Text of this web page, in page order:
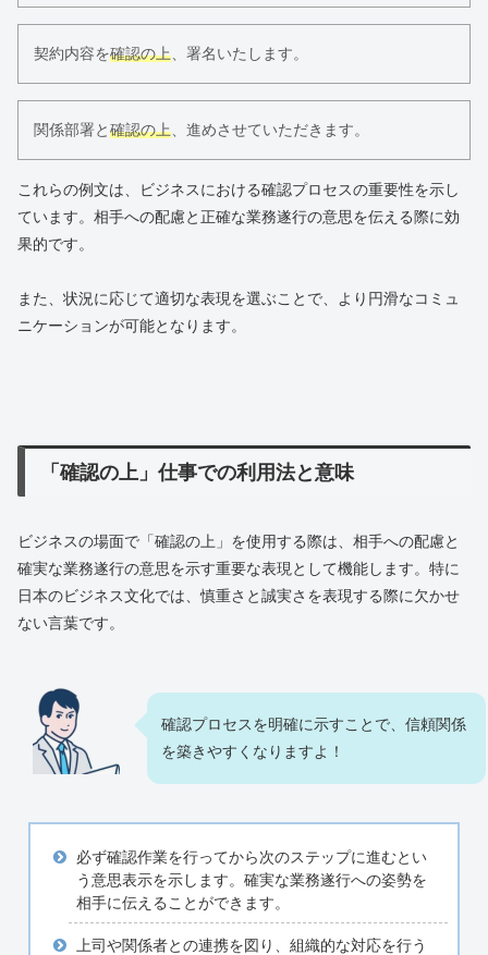
契約内容を確認の上、署名いたします。
関係部署と確認の上、進めさせていただきます。
これらの例文は、ビジネスにおける確認プロセスの重要性を示し
ています。相手への配慮と正確な業務遂行の意思を伝える際に効
果的です。
また、状況に応じて適切な表現を選ぶことで、より円滑なコミュ
ニケーションが可能となります。
「確認の上」仕事での利用法と意味
ビジネスの場面で「確認の上」を使用する際は、相手への配慮と
確実な業務遂行の意思を示す重要な表現として機能します。特に
日本のビジネス文化では、慎重さと誠実さを表現する際に欠かせ
ない言葉です。
確認プロセスを明確に示すことで、信頼関係
を築きやすくなりますよ！
必ず確認作業を行ってから次のステップに進むとい
う意思表示を示します。確実な業務遂行への姿勢を
相手に伝えることができます。
上司や関係者との連携を図り、組織的な対応を行う